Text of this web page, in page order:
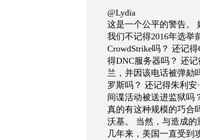
@Lydia
这是一个公平的警告。
我们不记得2016年选举
CrowdStrike吗？ 还记
得DNC服务器吗？ 还
兰，并因该电话被弹劾
罗斯吗？ 还记得朱利
间谍活动被送进监狱吗
真的有这种规模的巧合
沃基。 当然，与造成的
几年来，美国一直受到